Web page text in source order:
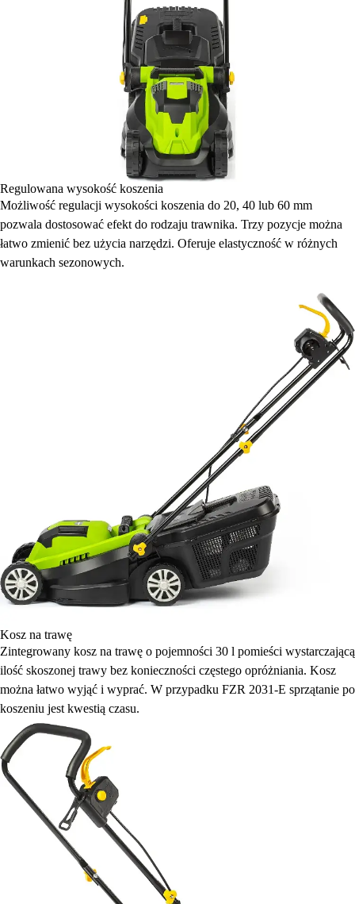
Regulowana wysokość koszenia
Możliwość regulacji wysokości koszenia do 20, 40 lub 60 mm
pozwala dostosować efekt do rodzaju trawnika. Trzy pozycje można
łatwo zmienić bez użycia narzędzi. Oferuje elastyczność w różnych
warunkach sezonowych.
Kosz na trawę
Zintegrowany kosz na trawę o pojemności 30 l pomieści wystarczającą
ilość skoszonej trawy bez konieczności częstego opróżniania. Kosz
można łatwo wyjąć i wyprać. W przypadku FZR 2031-E sprzątanie po
koszeniu jest kwestią czasu.